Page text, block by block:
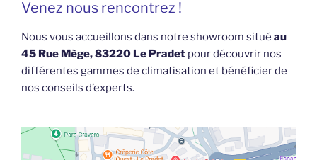
Venez nous rencontrez !
Nous vous accueillons dans notre showroom situé au
45 Rue Mège, 83220 Le Pradet pour découvrir nos
différentes gammes de climatisation et bénéficier de
nos conseils d’experts.